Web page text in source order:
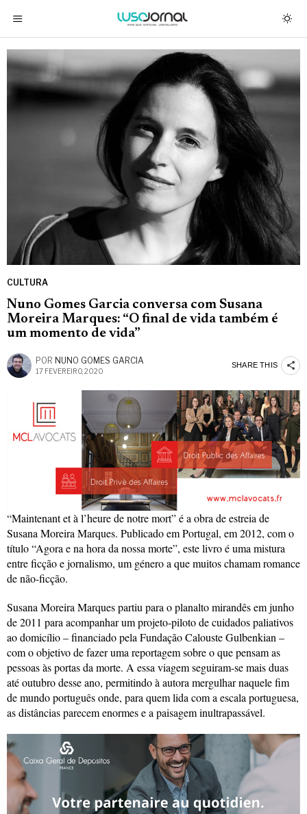
CULTURA
Nuno Gomes Garcia conversa com Susana
Moreira Marques: “O final de vida também é
um momento de vida”
POR NUNO GOMES GARCIA
17 FEVEREIRO, 2020
SHARE THIS
“Maintenant et à l’heure de notre mort” é a obra de estreia de
Susana Moreira Marques. Publicado em Portugal, em 2012, com o
título “Agora e na hora da nossa morte”, este livro é uma mistura
entre ficção e jornalismo, um género a que muitos chamam romance
de não-ficção.
Susana Moreira Marques partiu para o planalto mirandês em junho
de 2011 para acompanhar um projeto-piloto de cuidados paliativos
ao domicílio – financiado pela Fundação Calouste Gulbenkian –
com o objetivo de fazer uma reportagem sobre o que pensam as
pessoas às portas da morte. A essa viagem seguiram-se mais duas
até outubro desse ano, permitindo à autora mergulhar naquele fim
de mundo português onde, para quem lida com a escala portuguesa,
as distâncias parecem enormes e a paisagem inultrapassável.